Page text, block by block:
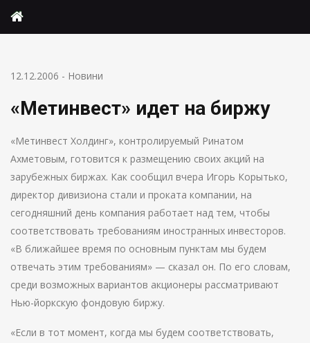
12.12.2006 - Новини
«Метинвест» идет на биржу
«Метинвест Холдинг», контролируемый Ринатом
Ахметовым, готовится к размещению своих акций на
зарубежных биржах. Как сообщил вчера Игорь Корытько,
директор дивизиона стали и проката компании, на
сегодняшний день компания работает над тем, чтобы
соответствовать требованиям иностранных инвесторов.
«В ближайшее время по основным пунктам мы будем
отвечать этим требованиям» — сказал он. По его словам,
среди возможных вариантов акционеры рассматривают
Нью-йоркскую фондовую биржу.
«Если в тот момент, когда мы будем соответствовать,